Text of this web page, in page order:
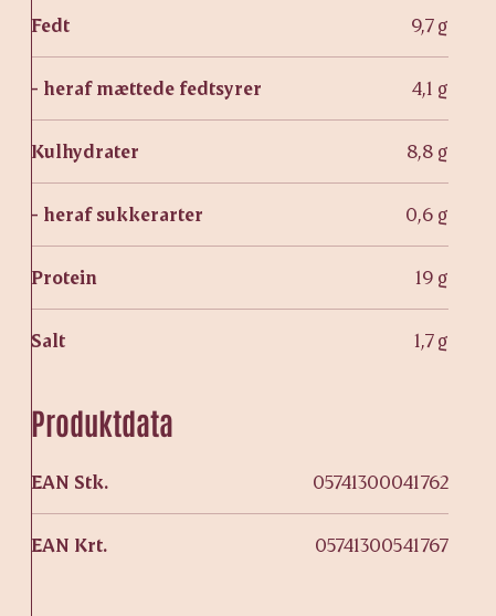
Fedt 9,7 g
- heraf mættede fedtsyrer 4,1 g
Kulhydrater 8,8 g
- heraf sukkerarter 0,6 g
Protein 19 g
Salt 1,7 g
Produktdata
EAN Stk. 05741300041762
EAN Krt. 05741300541767